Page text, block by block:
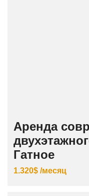
Аренда
Гатное
1.320$ /месяц